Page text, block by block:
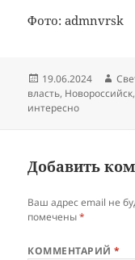
Фото: admnvrsk
Опубликовано
19.06.2024
власть, Новороссийск,
интересно
Добавить
Ваш адрес email не
помечены*
КОММЕНТАРИЙ*